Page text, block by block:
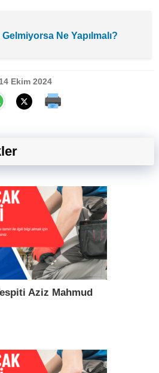
Ne Yapılmalı?
14 Ekim 2024
Aziz Mahmud